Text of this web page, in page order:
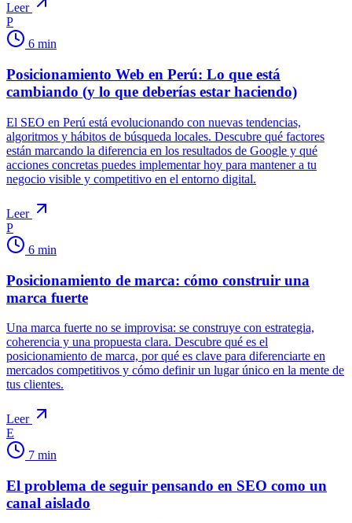
Leer
P
6 min
Posicionamiento Web en Perú: Lo que está
cambiando (y lo que deberías estar haciendo)
El SEO en Perú está evolucionando con nuevas tendencias,
algoritmos y hábitos de búsqueda locales. Descubre qué factores
están marcando la diferencia en los resultados de Google y qué
acciones concretas puedes implementar hoy para mantener a tu
negocio visible y competitivo en el entorno digital.
Leer
P
6 min
Posicionamiento de marca: cómo construir una
marca fuerte
Una marca fuerte no se improvisa: se construye con estrategia,
coherencia y una propuesta clara. Descubre qué es el
posicionamiento de marca, por qué es clave para diferenciarte en
mercados competitivos y cómo definir un lugar único en la mente de
tus clientes.
Leer
E
7 min
El problema de seguir pensando en SEO como un
canal aislado